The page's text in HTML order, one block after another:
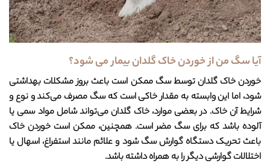
آیا سگ من از خوردن خاک گلدان بیمار می شود؟
خوردن خاک گلدان توسط سگ ممکن است باعث بروز مشکلات بهداشتی
شود، اما این وابسته به مقدار خاکی است که سگ مصرف می‌کند و نوع و
شرایط آن خاک. در بعضی موارد، خاک گلدان می‌تواند شامل مواد سمی یا
آلوده باشد که برای سگ مضر است. همچنین، ممکن است خوردن خاک
باعث تحریک دستگاه گوارش سگ شود و علائم مانند استفراغ، اسهال یا
اختلالات گوارشی دیگر را به همراه داشته باشد.